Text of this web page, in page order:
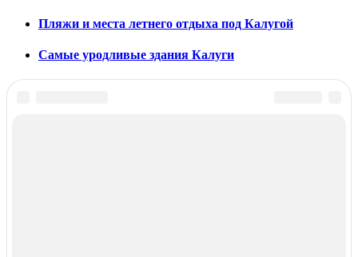
Пляжи и места летнего отдыха под Калугой
Самые уродливые здания Калуги